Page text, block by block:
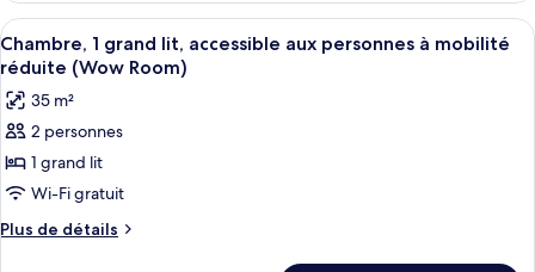
grand
lit
(Nest
Room)
type
de
chambre
Chambre,
grand
(Nest
Room)
Afficher
toutes
les
photos
pour
ce
type
de
Literie de qualité supérieure,
7
Chambre, 1 grand lit, accessible aux personnes à mobilité
réduite (Wow Room)
35 m²
2 personnes
1 grand lit
Wi-Fi gratuit
Plus de détails
Plus